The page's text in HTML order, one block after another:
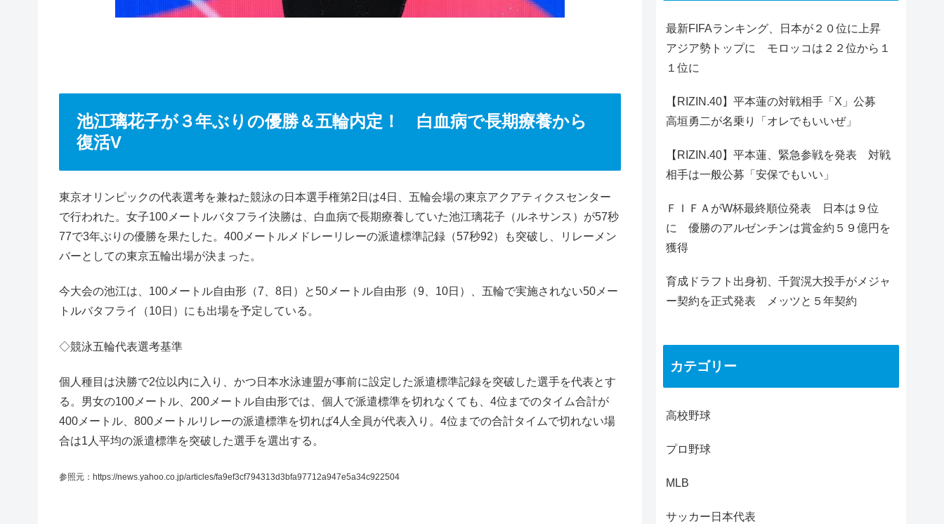
池江璃花子が３年ぶりの優勝＆五輪内定！ 白血病で長期療養から
復活V
東京オリンピックの代表選考を兼ねた競泳の日本選手権第2日は4日、五輪会場の東京アクアティクスセンター
で行われた。女子100メートルバタフライ決勝は、白血病で長期療養していた池江璃花子（ルネサンス）が57秒
77で3年ぶりの優勝を果たした。400メートルメドレーリレーの派遣標準記録（57秒92）も突破し、リレーメン
バーとしての東京五輪出場が決まった。
今大会の池江は、100メートル自由形（7、8日）と50メートル自由形（9、10日）、五輪で実施されない50メー
トルバタフライ（10日）にも出場を予定している。
◇競泳五輪代表選考基準
個人種目は決勝で2位以内に入り、かつ日本水泳連盟が事前に設定した派遣標準記録を突破した選手を代表とす
る。男女の100メートル、200メートル自由形では、個人で派遣標準を切れなくても、4位までのタイム合計が
400メートル、800メートルリレーの派遣標準を切れば4人全員が代表入り。4位までの合計タイムで切れない場
合は1人平均の派遣標準を突破した選手を選出する。
参照元：https://news.yahoo.co.jp/articles/fa9ef3cf794313d3bfa97712a947e5a34c922504
最新FIFAランキング、日本が２０位に上昇
アジア勢トップに モロッコは２２位から１
１位に
【RIZIN.40】平本蓮の対戦相手「X」公募
高垣勇二が名乗り「オレでもいいぜ」
【RIZIN.40】平本蓮、緊急参戦を発表 対戦
相手は一般公募「安保でもいい」
ＦＩＦＡがW杯最終順位発表 日本は９位
に 優勝のアルゼンチンは賞金約５９億円を
獲得
育成ドラフト出身初、千賀滉大投手がメジャ
ー契約を正式発表 メッツと５年契約
カテゴリー
高校野球
プロ野球
MLB
サッカー日本代表